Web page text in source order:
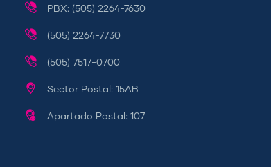
PBX: (505) 2264-7630
(505) 2264-7730
(505) 7517-0700
Sector Postal: 15AB
Apartado Postal: 107